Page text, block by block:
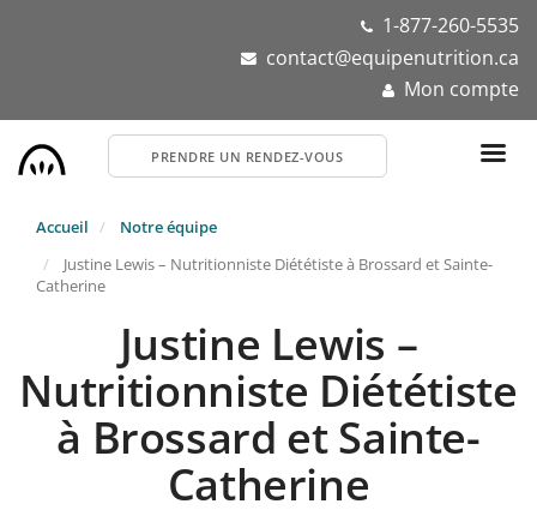
1-877-260-5535
contact@equipenutrition.ca
Mon compte
PRENDRE UN RENDEZ-VOUS
Accueil
Notre équipe
Justine Lewis – Nutritionniste Diététiste à Brossard et Sainte-
Catherine
Justine Lewis –
Nutritionniste Diététiste
à Brossard et Sainte-
Catherine